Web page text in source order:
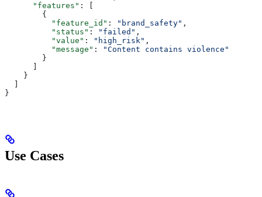
      "features"
: [
        {
          "feature_id"
: "brand_safety" ,
          "status"
: "failed" ,
          "value"
: "high_risk" ,
          "message"
:
"Content contains violence"
        }
    }
}
Use Cases